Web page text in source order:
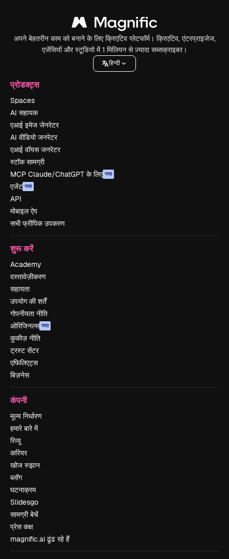
अपने बेहतरीन काम को बनाने के लिए क्रिएटिव प्लेटफॉर्म। क्रिएटिव, एंटरप्राइजेज,
एजेंसियों और स्टूडियो में 1 मिलियन से ज़्यादा सब्सक्राइबर।
हिन्दी
प्रोडक्ट्स
Spaces
AI सहायक
एआई इमेज जेनरेटर
AI वीडियो जनरेटर
एआई वॉयस जनरेटर
स्टॉक सामग्री
MCP Claude/ChatGPT के लिए नया
एजेंट नया
API
मोबाइल ऐप
सभी फ्रीपिक उपकरण
शुरू करें
Academy
दस्तावेज़ीकरण
सहायता
उपयोग की शर्तें
गोपनीयता नीति
ओरिजिनल्स नया
कुकीज़ नीति
ट्रस्ट सेंटर
एफिलिएट्स
बिज़नेस
कंपनी
मूल्य निर्धारण
हमारे बारे में
रिव्यू
करियर
खोज रुझान
ब्लॉग
घटनाक्रम
Slidesgo
सामग्री बेचें
प्रेस कक्ष
magnific.ai ढूंढ रहे हैं